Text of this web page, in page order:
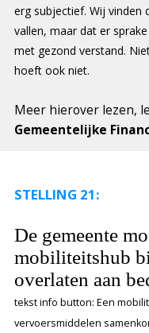
erg subjectief. Wij vinden
vallen, maar dat er
met gezond verstand.
hoeft ook niet.
Meer hierover lezen,
Gemeentelijke
STELLING 21:
De gemeente
mobiliteitshub
overlaten aan
tekst info button: Een
vervoersmiddelen